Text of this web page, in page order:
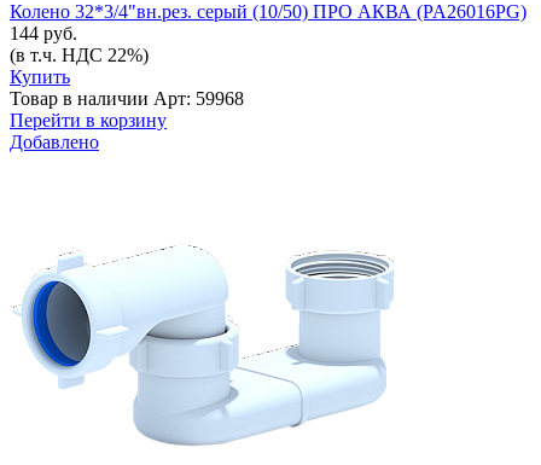
Колено 32*3/4"вн.рез. серый (10/50) ПРО АКВА (PA26016PG)
144 руб.
(в т.ч. НДС 22%)
Купить
Товар в наличии Арт: 59968
Перейти в корзину
Добавлено